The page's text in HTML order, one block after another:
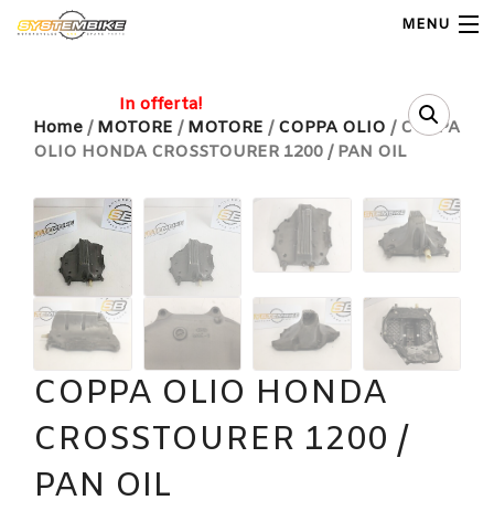
MENU
Home
Shop Moto
Shop Ricambi
Note Generali
Carrello
Contatti
Home / MOTORE / MOTORE / COPPA OLIO / COPPA
OLIO HONDA CROSSTOURER 1200 / PAN OIL
In offerta!
COPPA OLIO HONDA
CROSSTOURER 1200 /
PAN OIL